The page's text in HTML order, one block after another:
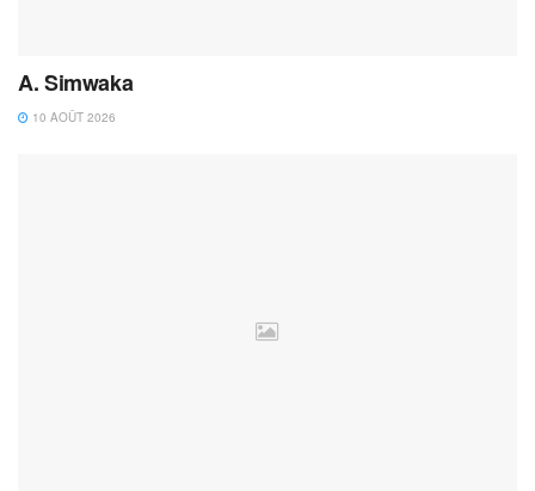
A. Simwaka
10 AOÛT 2026